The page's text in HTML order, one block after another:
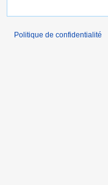
Politique de confidentialité